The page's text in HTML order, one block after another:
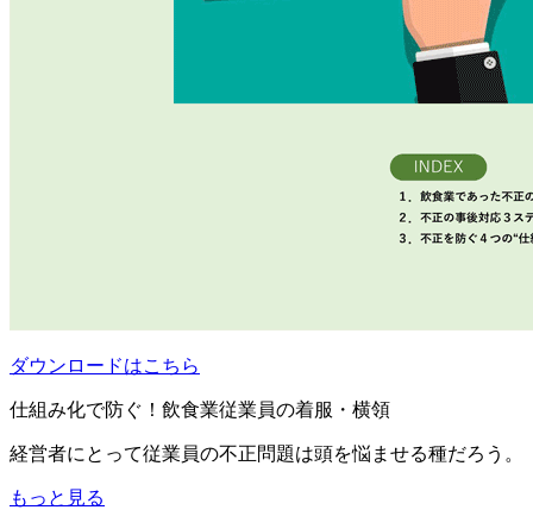
ダウンロードはこちら
仕組み化で防ぐ！飲食業従業員の着服・横領
経営者にとって従業員の不正問題は頭を悩ませる種だろう。
もっと見る